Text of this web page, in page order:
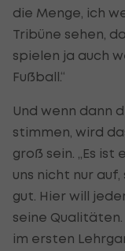
die Menge, ich
Tribüne sehen,
spielen ja auch
Fußball.“
Und wenn dann
stimmen, wird
groß sein. „Es
uns nicht nur
gut. Hier will
seine
im ersten